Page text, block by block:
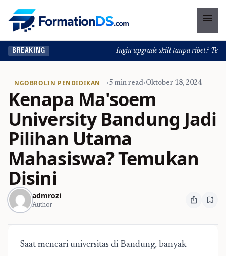
menu
BREAKING Ingin upgrade skill tanpa ribet?
NGOBROLIN PENDIDIKAN •5 min read•Oktober 18, 2024
Kenapa Ma'soem
University Bandung Jadi
Pilihan Utama
Mahasiswa? Temukan
Disini
admrozi
Author ios_share bookmark_add
Saat mencari universitas di Bandung, banyak